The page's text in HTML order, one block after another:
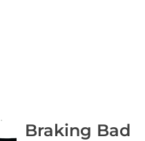
Braking Bad